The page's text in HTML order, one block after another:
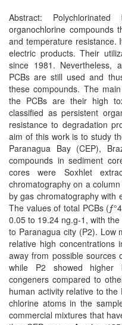
Abstract:
organochlorine compounds
and temperature resistance.
electric products. Their
since 1981. Nevertheless,
PCBs are still used and
these compounds. The
the PCBs are their high
classified as persistent
resistance to degradation
aim of this work is to study
Paranagua Bay (CEP),
compounds in sediment
cores were Soxhlet
chromatography on a
by gas chromatography with
The values of total PCBs
0.05 to 19.24 ng.g-1, with
to Paranagua city (P2). Low
relative high
away from possible sources
while P2 showed higher
congeners compared to
human activity relative to
chlorine atoms in the
commercial mixtures that